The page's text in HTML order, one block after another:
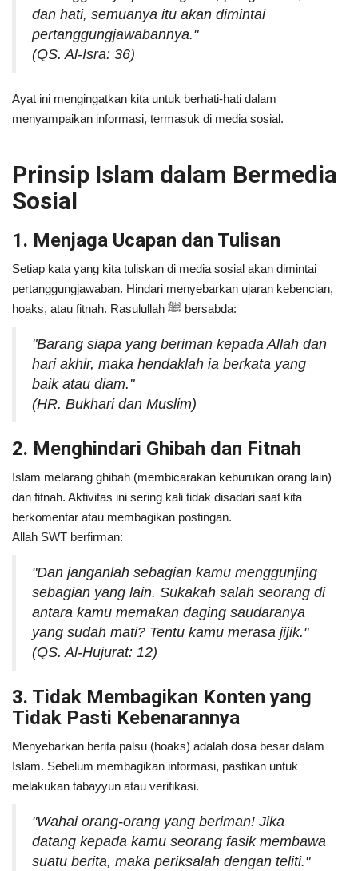
dan hati, semuanya itu akan dimintai
pertanggungjawabannya."
(QS. Al-Isra: 36)
Ayat ini mengingatkan kita untuk berhati-hati dalam
menyampaikan informasi, termasuk di media sosial.
Prinsip Islam dalam Bermedia
Sosial
1. Menjaga Ucapan dan Tulisan
Setiap kata yang kita tuliskan di media sosial akan dimintai
pertanggungjawaban. Hindari menyebarkan ujaran kebencian,
hoaks, atau fitnah. Rasulullah ﷺ bersabda:
"Barang siapa yang beriman kepada Allah dan
hari akhir, maka hendaklah ia berkata yang
baik atau diam."
(HR. Bukhari dan Muslim)
2. Menghindari Ghibah dan Fitnah
Islam melarang ghibah (membicarakan keburukan orang lain)
dan fitnah. Aktivitas ini sering kali tidak disadari saat kita
berkomentar atau membagikan postingan.
Allah SWT berfirman:
"Dan janganlah sebagian kamu menggunjing
sebagian yang lain. Sukakah salah seorang di
antara kamu memakan daging saudaranya
yang sudah mati? Tentu kamu merasa jijik."
(QS. Al-Hujurat: 12)
3. Tidak Membagikan Konten yang
Tidak Pasti Kebenarannya
Menyebarkan berita palsu (hoaks) adalah dosa besar dalam
Islam. Sebelum membagikan informasi, pastikan untuk
melakukan tabayyun atau verifikasi.
"Wahai orang-orang yang beriman! Jika
datang kepada kamu seorang fasik membawa
suatu berita, maka periksalah dengan teliti."